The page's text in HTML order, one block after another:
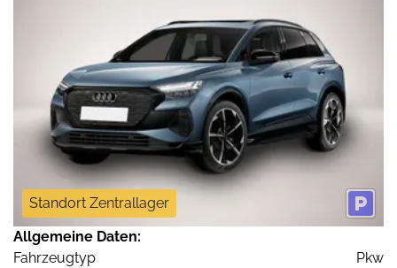
Standort Zentrallager
Allgemeine Daten:
Fahrzeugtyp
Pkw